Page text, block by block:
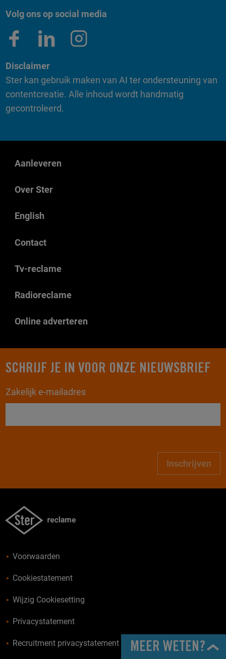
MEER WETEN?
Volg ons op social media
Disclaimer
Ster kan gebruik maken van AI ter ondersteuning van
contentcreatie. Alle inhoud wordt handmatig
gecontroleerd.
Aanleveren
Over Ster
English
Contact
Tv-reclame
Radioreclame
Online adverteren
SCHRIJF JE IN VOOR ONZE NIEUWSBRIEF
Zakelijk e-mailadres
Inschrijven
Voorwaarden
Cookiestatement
Wijzig Cookiesetting
Privacystatement
Recruitment privacystatement